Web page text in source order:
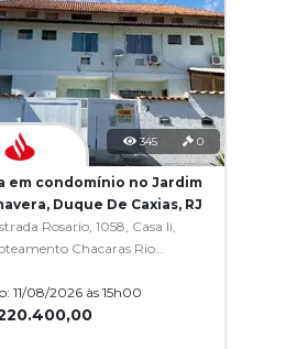
345 0
em condomínio no Jardim
Duque De Caxias, RJ
Rosario, 1058, Casa Ii,
Chacaras Rio
11/08/2026 às 15h00